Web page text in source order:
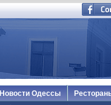
Новости Одессы